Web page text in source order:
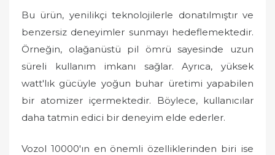
Bu ürün, yenilikçi teknolojilerle donatılmıştır ve
benzersiz deneyimler sunmayı hedeflemektedir.
Örneğin, olağanüstü pil ömrü sayesinde uzun
süreli kullanım imkanı sağlar. Ayrıca, yüksek
watt'lık gücüyle yoğun buhar üretimi yapabilen
bir atomizer içermektedir. Böylece, kullanıcılar
daha tatmin edici bir deneyim elde ederler.
Vozol 10000'ın en önemli özelliklerinden biri ise